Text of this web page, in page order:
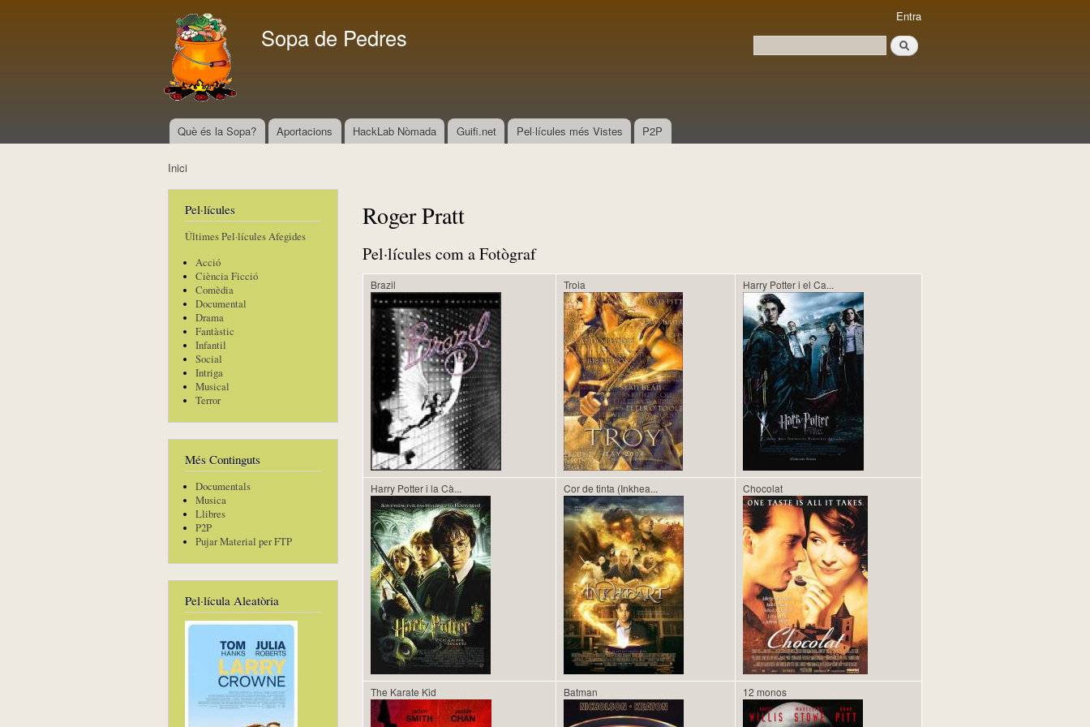
Sopa de Pedres
Formulari de cerca
Cerca
Menú principal
Què és la Sopa? Aportacions HackLab Nòmada Guifi.net Pel·lícules més Vistes P2P
Entra
Inici
Pel·lícules
Últimes Pel·lícules Afegides
Acció
Ciència Ficció
Comèdia
Documental
Drama
Fantàstic
Infantil
Social
Intriga
Musical
Terror
Més Continguts
Documentals
Musica
Llibres
P2P
Pujar Material per FTP
Pel·lícula Aleatòria
Roger Pratt
Pel·lícules com a Fotògraf
Brazil Troia Harry Potter i el Ca...
Harry Potter i la Cà... Cor de tinta (Inkhea... Chocolat
The Karate Kid Batman 12 monos